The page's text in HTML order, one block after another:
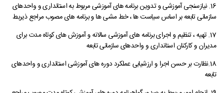
16. نیازسنجی آموزشی و تدوین برنامه های آموزشی مربوط به استانداری و واحدهای
سازمانی تابعه بر اساس سیاست ها ، خط مشی ها و برنامه های مصوب مراجع ذیربط
17. تهیه ، تنظیم و اجرای برنامه های آموزشی سالانه و آموزش های کوتاه مدت برای
مدیران و کارکنان استانداری و واحدهای سازمانی تابعه
18.نظارت بر حسن اجرا و ارزشیابی عملکرد دوره های آموزشی استانداری و واحدهای
تابعه